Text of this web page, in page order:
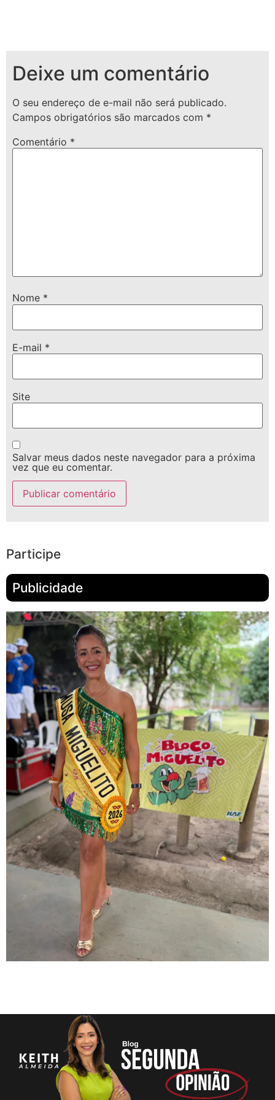
Deixe um comentário
O seu endereço de e-mail não será publicado.
Campos obrigatórios são marcados com *
Comentário *
Nome *
E-mail *
Site
Salvar meus dados neste navegador para a próxima
vez que eu comentar.
Participe
Publicidade